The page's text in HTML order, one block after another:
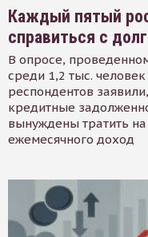
Каждый пятый
справиться с
В опросе,
среди 1,2 тыс.
респондентов
кредитные
вынуждены тратить
ежемесячного доход